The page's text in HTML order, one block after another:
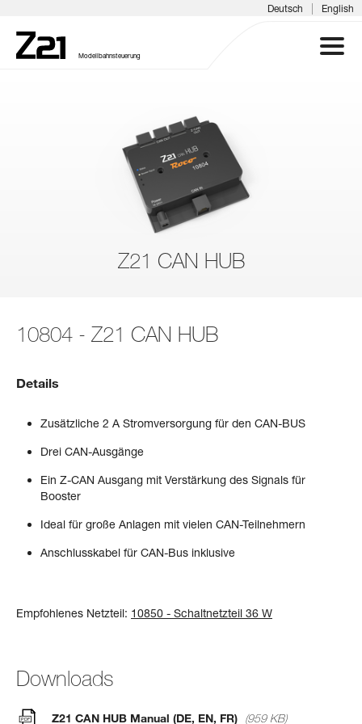
Deutsch | English
Modellbahnsteuerung
MEDIEN
Z21 CAN HUB
10804 - Z21 CAN HUB
Details
Zusätzliche 2 A Stromversorgung für den CAN-BUS
Drei CAN-Ausgänge
Ein Z-CAN Ausgang mit Verstärkung des Signals für
Booster
Ideal für große Anlagen mit vielen CAN-Teilnehmern
Anschlusskabel für CAN-Bus inklusive
Empfohlenes Netzteil: 10850 - Schaltnetzteil 36 W
Downloads
Z21 CAN HUB Manual (DE, EN, FR) (959 KB)